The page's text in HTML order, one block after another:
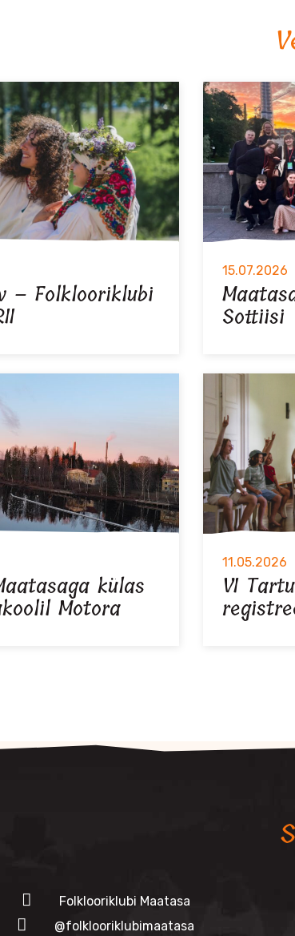
– Folklooriklubi
15.07.2026
Sottiisi
külas
Motora
11.05.2026
VI
Folklooriklubi Maatasa
@folklooriklubimaatasa